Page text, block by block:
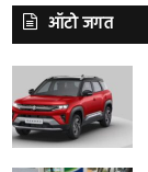
ऑटो जगत